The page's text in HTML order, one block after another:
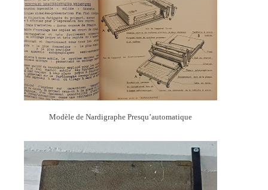
Modèle de Nardigraphe Presqu’automatique